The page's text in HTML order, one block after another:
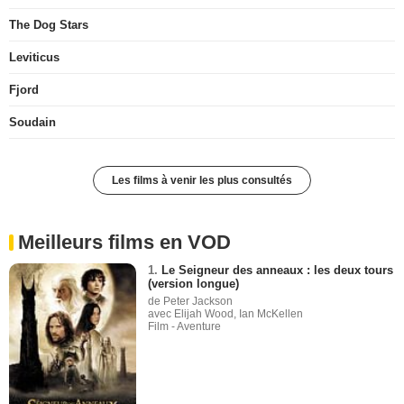
The Dog Stars
Leviticus
Fjord
Soudain
Les films à venir les plus consultés
Meilleurs films en VOD
1. Le Seigneur des anneaux : les deux tours
(version longue)
de Peter Jackson
avec Elijah Wood, Ian McKellen
Film - Aventure